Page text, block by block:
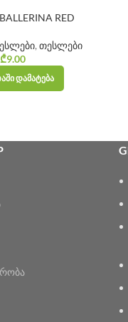
RED
, თესლები
₾9.00
ᲓᲐᲛᲐᲢᲔᲑᲐ